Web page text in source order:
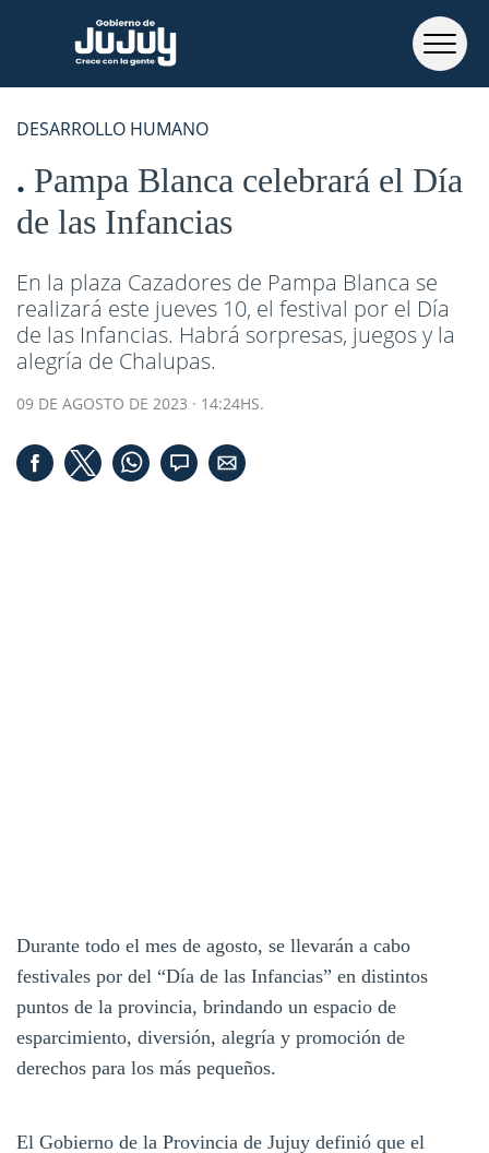
DESARROLLO HUMANO
Pampa Blanca celebrará el Día
de las Infancias
En la plaza Cazadores de Pampa Blanca se
realizará este jueves 10, el festival por el Día
de las Infancias. Habrá sorpresas, juegos y la
alegría de Chalupas.
09 DE AGOSTO DE 2023 · 14:24HS.
Durante todo el mes de agosto, se llevarán a cabo
festivales por del “Día de las Infancias” en distintos
puntos de la provincia, brindando un espacio de
esparcimiento, diversión, alegría y promoción de
derechos para los más pequeños.
El Gobierno de la Provincia de Jujuy definió que el